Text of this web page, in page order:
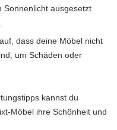
Sonnenlicht ausgesetzt
dass deine Möbel nicht
um Schäden oder
kannst du
Möbel ihre Schönheit und